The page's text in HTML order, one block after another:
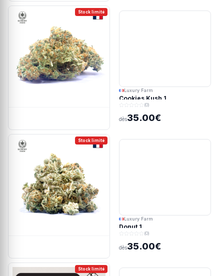
Stock limité
Luxury Farm
Cookies Kush 1
(0)
dès35.00€
Stock limité
Luxury Farm
Donut 1
(0)
dès35.00€
Stock limité